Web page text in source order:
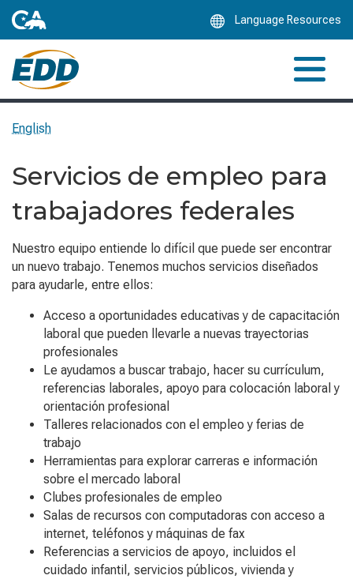
Language Resources
English
Servicios de empleo para
trabajadores federales
Nuestro equipo entiende lo difícil que puede ser encontrar
un nuevo trabajo. Tenemos muchos servicios diseñados
para ayudarle, entre ellos:
Acceso a oportunidades educativas y de capacitación
laboral que pueden llevarle a nuevas trayectorias
profesionales
Le ayudamos a buscar trabajo, hacer su currículum,
referencias laborales, apoyo para colocación laboral y
orientación profesional
Talleres relacionados con el empleo y ferias de
trabajo
Herramientas para explorar carreras e información
sobre el mercado laboral
Clubes profesionales de empleo
Salas de recursos con computadoras con acceso a
internet, teléfonos y máquinas de fax
Referencias a servicios de apoyo, incluidos el
cuidado infantil, servicios públicos, vivienda y